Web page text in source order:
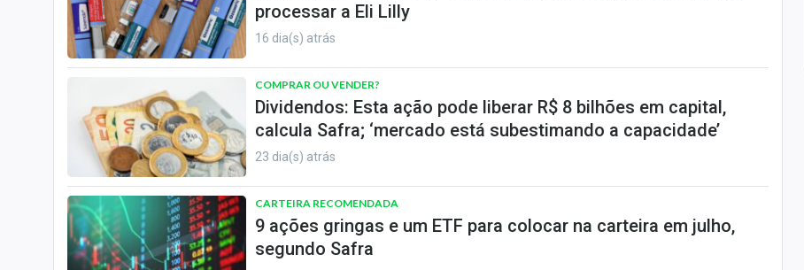
processar a Eli Lilly
16 dia(s) atrás
COMPRAR OU VENDER?
Dividendos: Esta ação pode liberar R$ 8 bilhões em capital,
calcula Safra; ‘mercado está subestimando a capacidade’
23 dia(s) atrás
CARTEIRA RECOMENDADA
9 ações gringas e um ETF para colocar na carteira em julho,
segundo Safra